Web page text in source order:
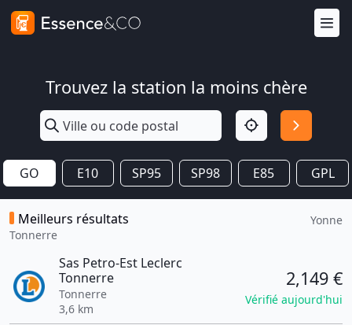
Trouvez la station la moins chère
GO E10 SP95 SP98 E85 GPL
Meilleurs résultats
Tonnerre
Yonne
Sas Petro-Est Leclerc
Tonnerre
Tonnerre
3,6 km
2,149 €
Vérifié aujourd'hui